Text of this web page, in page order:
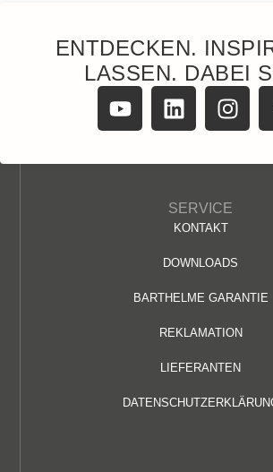
ENTDECKEN.
LASSEN. DABEI
SERVICE
KONTAKT
DOWNLOADS
BARTHELME GARANTIE
REKLAMATION
LIEFERANTEN